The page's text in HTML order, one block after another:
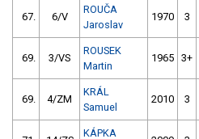
67. 6/V
ROUČA
Jaroslav
1970 3
69. 3/VS
ROUSEK
Martin
1965 3+
69. 4/ZM
KRÁL
Samuel
2010 3
KÁPKA